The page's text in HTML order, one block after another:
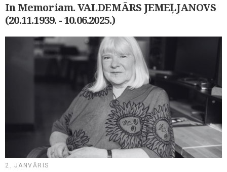
In Memoriam. VALDEMĀRS JEMEĻJANOVS
(20.11.1939. - 10.06.2025.)
2. JANVĀRIS